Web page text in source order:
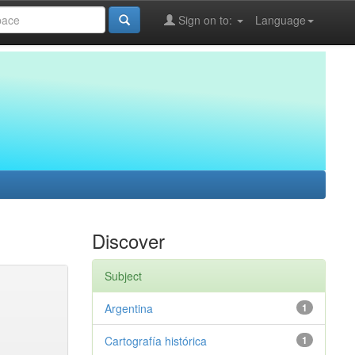
Language
Sign on to:
Discover
Subject
1
Argentina
1
Cartografía histórica